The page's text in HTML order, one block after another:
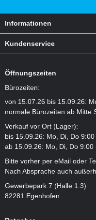
Informationen
Kundenservice
Öffnungszeiten
Bürozeiten:
von 15.07.26 bis 15.09.26:
normale Bürozeiten ab Mitte
Verkauf vor Ort (Lager):
bis 15.09.26: Mo, Di, Do
ab 15.09.26: Mo, Di, Do 9:00
Bitte vorher per eMail oder
Nach Absprache auch
Gewerbepark 7 (Halle 1.3)
82281 Egenhofen